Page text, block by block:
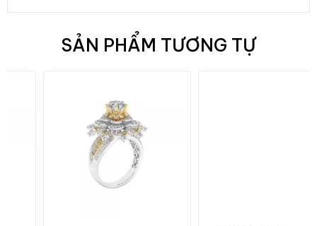
SẢN PHẨM TƯƠNG TỰ